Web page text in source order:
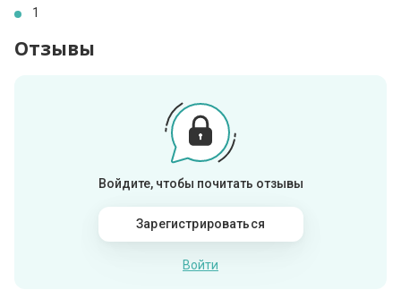
1
Отзывы
Войдите, чтобы почитать отзывы
Зарегистрироваться
Войти